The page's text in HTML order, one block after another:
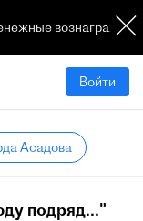
Войти
Асадова
подряд..."